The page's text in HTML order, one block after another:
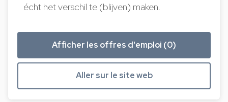
écht het verschil te (blijven) maken.
Afficher les offres d'emploi (0)
Aller sur le site web